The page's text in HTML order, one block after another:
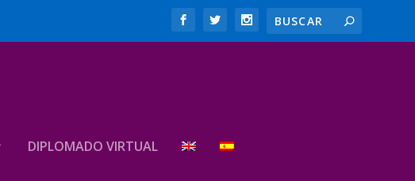
DIPLOMADO VIRTUAL